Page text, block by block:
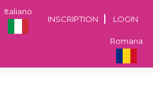
INSCRIPTION LOGIN
Italiano
Romana